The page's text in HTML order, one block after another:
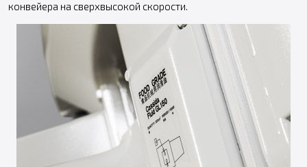
конвейера на сверхвысокой скорости.